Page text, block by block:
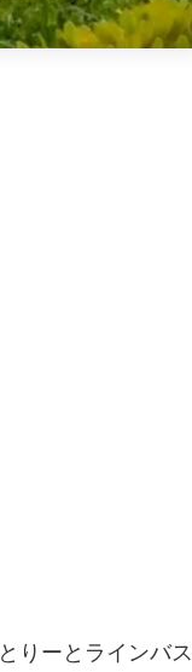
りーとラインバス